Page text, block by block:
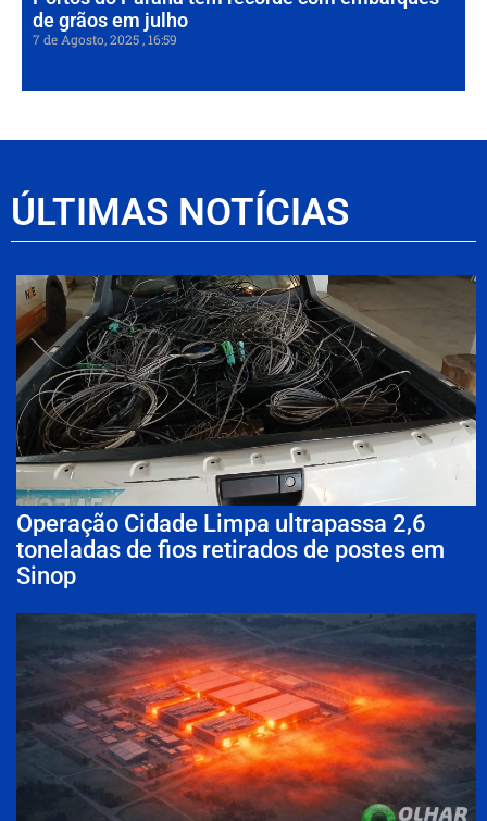
de grãos em julho
7 de Agosto, 2025 16:59
ÚLTIMAS NOTÍCIAS
Operação Cidade Limpa ultrapassa 2,6
toneladas de fios retirados de postes em
Sinop